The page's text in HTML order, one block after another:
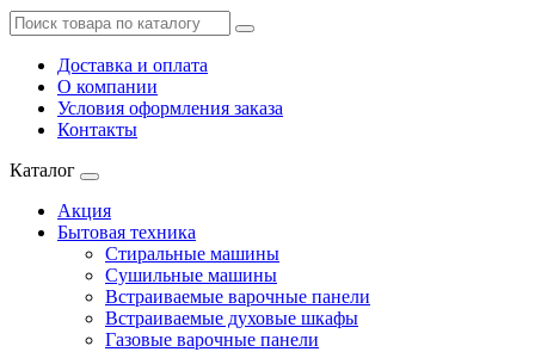
Доставка и оплата
О компании
Условия оформления заказа
Контакты
Каталог
Акция
Бытовая техника
Стиральные машины
Сушильные машины
Встраиваемые варочные панели
Встраиваемые духовые шкафы
Газовые варочные панели